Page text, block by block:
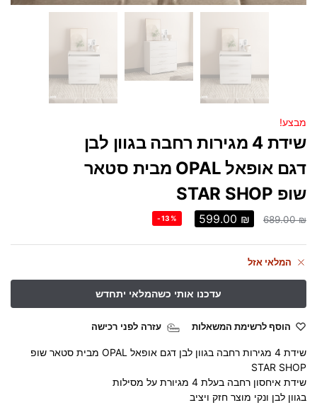
מבצע!
שידת 4 מגירות רחבה בגוון לבן
דגם אופאל OPAL מבית סטאר
שופ STAR SHOP
689.00₪
599.00 ₪
-13%
המלאי אזל
הוסף לרשימת המשאלות עזרה לפני רכישה
שידת 4 מגירות רחבה בגוון לבן דגם אופאל OPAL מבית סטאר שופ
STAR SHOP
שידת איחסון רחבה בעלת 4 מגיורת על מסילות
בגוון לבן ונקי מוצר חזק ויציב